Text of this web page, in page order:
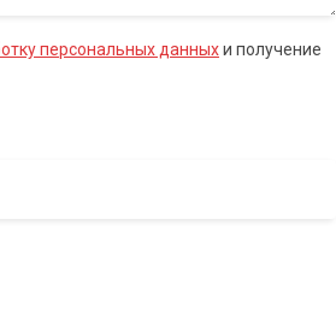
персональных данныхи получение